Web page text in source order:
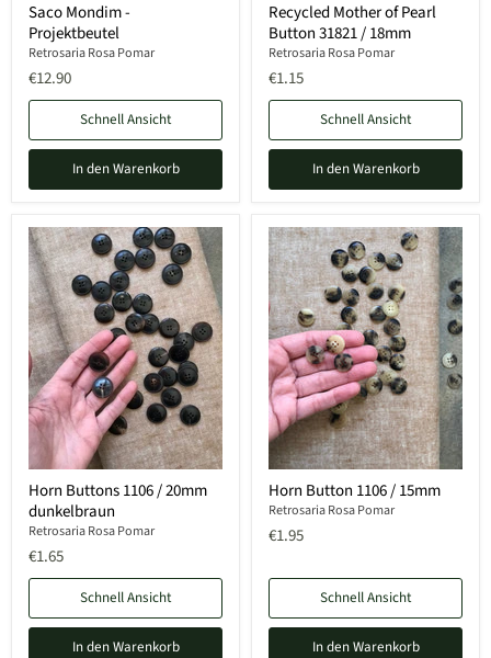
Saco Mondim -
Projektbeutel
Retrosaria Rosa Pomar
€12.90
Schnell Ansicht
In den Warenkorb
Recycled Mother of Pearl
Button 31821 / 18mm
Retrosaria Rosa Pomar
€1.15
Schnell Ansicht
In den Warenkorb
Horn Buttons 1106 / 20mm
dunkelbraun
Retrosaria Rosa Pomar
€1.65
Schnell Ansicht
In den Warenkorb
Horn Button 1106 / 15mm
Retrosaria Rosa Pomar
€1.95
Schnell Ansicht
In den Warenkorb